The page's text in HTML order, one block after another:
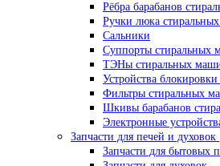
Рёбра барабанов
Ручки люка
Сальники
Суппорты стиральных
ТЭНы стиральных
Устройства
Фильтры стиральных
Шкивы барабанов
Электронные
Запчасти для печей и духовок
Запчасти для бытовых